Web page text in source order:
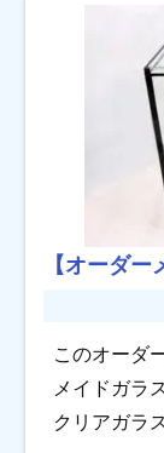
【オーダ
このオーダ
メイドガラ
クリアガラ